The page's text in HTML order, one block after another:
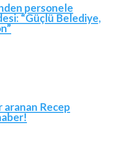
personele
“Güçlü Belediye,
aranan Recep